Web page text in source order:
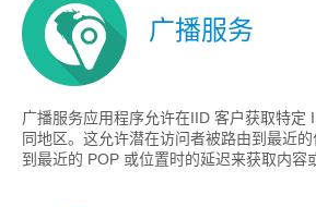
广播服务
广播服务应用程序允许在IID 客户获取特定
同地区。这允许潜在访问者被路由到最近
到最近的 POP 或位置时的延迟来获取内容